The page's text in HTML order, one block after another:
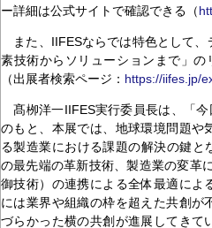
ー詳細は公式サイトで確認できる（
また、IIFESならでは特色として、
素技術からソリューションまで」
（出展者検索ページ： https://iifes.jp/
髙栁洋一IIFES実行委員長は、「今
のもと、本展では、地球環境問題や
る製造業における課題の解決の鍵と
の最先端の革新技術、製造業の変革
御技術）の連携による全体最適によ
には業界や組織の枠を超えた共創が
づらかった横の共創が進展してきて